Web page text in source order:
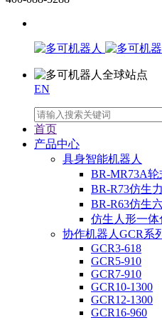
EN
首页
产品中心
具身智能机器人
BR-MR73A轮
BR-R73仿生
BR-R63仿生
仿生人形一体
协作机器人GCR系
GCR3-618
GCR5-910
GCR7-910
GCR10-1300
GCR12-1300
GCR16-960